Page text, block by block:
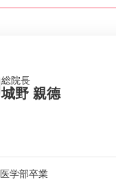
総院長
城野 親德
学部卒業